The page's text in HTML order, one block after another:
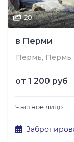
20
в Перми
Пермь, Пермь,
от 1 200 руб
Частное лицо